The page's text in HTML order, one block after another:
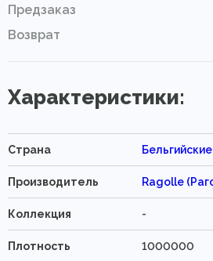
Предзаказ
Возврат
Характеристики:
Страна
Производитель Ragolle
Коллекция -
Плотность 1000000